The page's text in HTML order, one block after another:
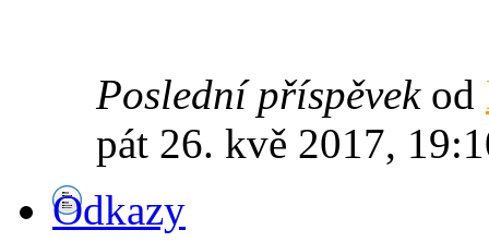
Poslední příspěvekod
pát 26. kvě 2017,
Odkazy